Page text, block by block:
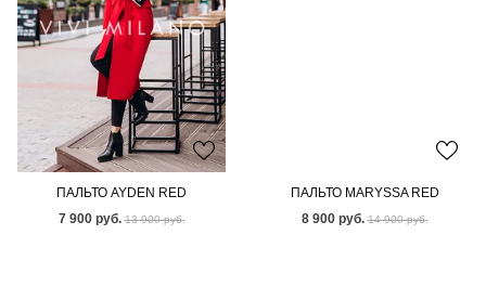
ПАЛЬТО AYDEN RED
7 900 руб. 13 900 руб.
ПАЛЬТО MARYSSA RED
8 900 руб. 14 900 руб.